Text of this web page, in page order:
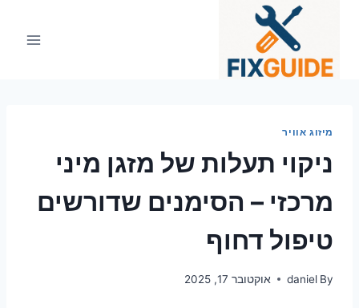
מיזוג אוויר
ניקוי תעלות של מזגן מיני
מרכזי – הסימנים שדורשים
טיפול דחוף
By
daniel אוקטובר 17, 2025